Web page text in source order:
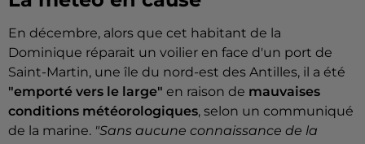
En décembre, alors que cet habitant de la
Dominique réparait un voilier en face d'un port de
Saint-Martin, une île du nord-est des Antilles, il a été
"emporté vers le large" en raison de mauvaises
conditions météorologiques, selon un communiqué
de la marine. "Sans aucune connaissance de la